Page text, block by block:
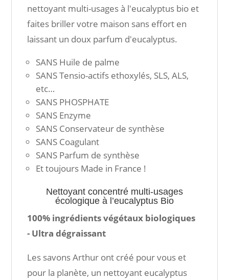
nettoyant multi-usages à l'eucalyptus bio et
faites briller votre maison sans effort en
laissant un doux parfum d'eucalyptus.
SANS Huile de palme
SANS Tensio-actifs ethoxylés, SLS, ALS,
etc…
SANS PHOSPHATE
SANS Enzyme
SANS Conservateur de synthèse
SANS Coagulant
SANS Parfum de synthèse
Et toujours Made in France !
Nettoyant concentré multi-usages
écologique à l’eucalyptus Bio
100% ingrédients végétaux biologiques
- Ultra dégraissant
Les savons Arthur ont créé pour vous et
pour la planète, un nettoyant eucalyptus